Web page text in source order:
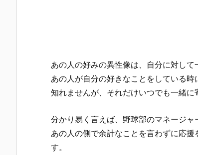
あの人の好みの異性像は、自分に対して
あの人が自分の好きなことをしている
知れませんが、それだけいつでも一緒に
分かり易く言えば、野球部のマネージャ
あの人の側で余計なことを言わずに応
す。